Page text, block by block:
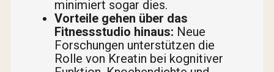
minimiert sogar dies.
Vorteile gehen über das
Fitnessstudio hinaus: Neue
Forschungen unterstützen die
Rolle von Kreatin bei kognitiver